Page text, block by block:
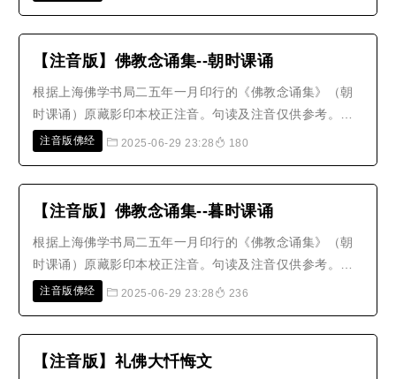
【注音版】佛教念诵集--朝时课诵
根据上海佛学书局二五年一月印行的《佛教念诵集》（朝
时课诵）原藏影印本校正注音。句读及注音仅供参考。特
此说明。
注音版佛经 2025-06-29 23:28 180
【注音版】佛教念诵集--暮时课诵
根据上海佛学书局二五年一月印行的《佛教念诵集》（朝
时课诵）原藏影印本校正注音。句读及注音仅供参考。特
此说明。
注音版佛经 2025-06-29 23:28 236
【注音版】礼佛大忏悔文